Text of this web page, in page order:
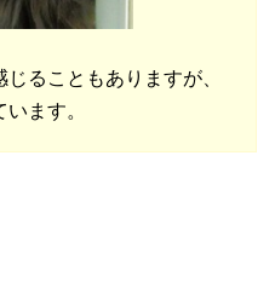
ることもありますが、
ます。